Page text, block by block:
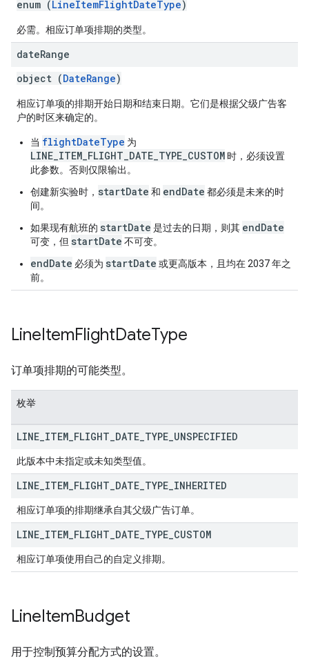
enum (LineItemFlightDateType)
必需。相应订单项排期的类型。
dateRange
object (DateRange)
相应订单项的排期开始日期和结束日期。它们是根据父级广告客
户的时区来确定的。
当 flightDateType 为
LINE_ITEM_FLIGHT_DATE_TYPE_CUSTOM 时，必须设置
此参数。否则仅限输出。
创建新实验时， startDate 和 endDate 都必须是未来的时
间。
如果现有航班的 startDate 是过去的日期，则其 endDate
可变，但 startDate 不可变。
endDate 必须为 startDate 或更高版本，且均在 2037 年之
前。
LineItemFlightDateType
订单项排期的可能类型。
枚举
LINE ITEM FLIGHT DATE TYPE UNSPECIFIED
此版本中未指定或未知类型值。
LINE ITEM FLIGHT DATE TYPE INHERITED
相应订单项的排期继承自其父级广告订单。
LINE ITEM FLIGHT DATE TYPE CUSTOM
相应订单项使用自己的自定义排期。
LineItemBudget
用于控制预算分配方式的设置。